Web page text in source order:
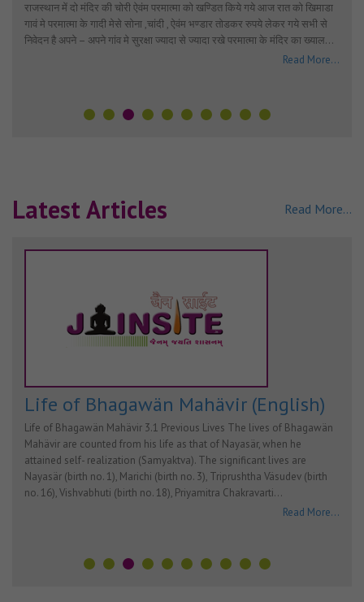
राजस्थान में दो मंदिर की चोरी ऐवंम परमात्मा को खण्डित किये गये आज रात को खिमाडा
गावं मे परमात्मा के गादी मेसे सोना ,चांदी , ऐवंम भण्डार तोडकर रुपये लेकर गये सभी से
निवेदन है अपने – अपने गांव मे सुरक्षा ज्यादा से ज्यादा रखे परमात्मा के मंदिर का ख्याल…
Read More...
Latest Articles Read More...
Life of Bhagawän Mahävir (English)
Life of Bhagawän Mahävir 3.1 Previous Lives The lives of Bhagawän
Mahävir are counted from his life as that of Nayasär, when he
attained self- realization (Samyaktva). The significant lives are
Nayasär (birth no. 1), Marichi (birth no. 3), Triprushtha Väsudev (birth
no. 16), Vishvabhuti (birth no. 18), Priyamitra Chakravarti…
Read More...